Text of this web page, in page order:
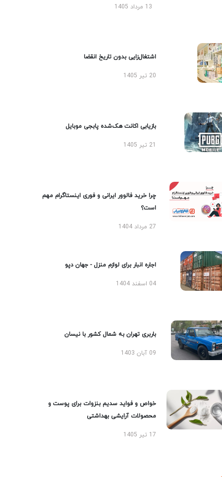
13 مرداد 1405
اشتغال‌زایی بدون تاریخ انقضا
20 تیر 1405
بازیابی اکانت هک‌شده پابجی موبایل
چرا خرید فالوور ایرانی و فوری اینستاگرام مهم
است؟
27 مرداد 1404
اجاره انبار برای لوازم منزل - جهان دپو
04 اسفند 1404
باربری تهران به شمال کشور با نیسان
09 آبان 1403
خواص و فواید سدیم بنزوات برای پوست و
محصولات آرایشی بهداشتی
17 تیر 1405